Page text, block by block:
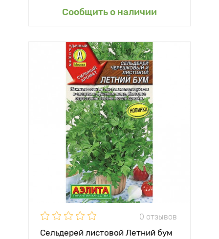
Сообщить о наличии
0 отзывов
Сельдерей листовой Летний бум